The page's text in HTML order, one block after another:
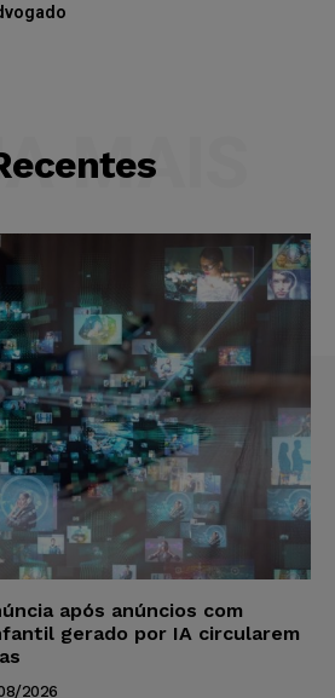
MAIS
após anúncios com
gerado por IA circularem
2026